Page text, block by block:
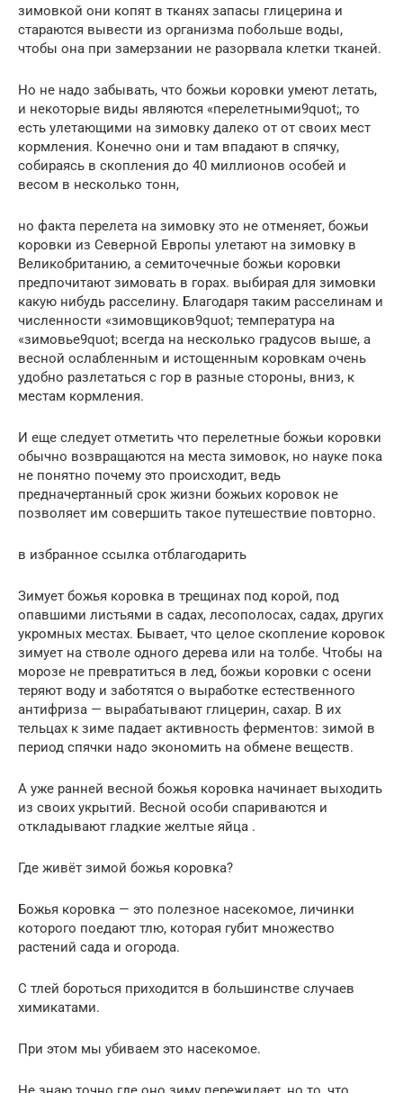
зимовкой они копят в тканях запасы глицерина и
стараются вывести из организма побольше воды,
чтобы она при замерзании не разорвала клетки тканей.
Но не надо забывать, что божьи коровки умеют летать,
и некоторые виды являются «перелетными9quot;, то
есть улетающими на зимовку далеко от от своих мест
кормления. Конечно они и там впадают в спячку,
собираясь в скопления до 40 миллионов особей и
весом в несколько тонн,
но факта перелета на зимовку это не отменяет, божьи
коровки из Северной Европы улетают на зимовку в
Великобританию, а семиточечные божьи коровки
предпочитают зимовать в горах. выбирая для зимовки
какую нибудь расселину. Благодаря таким расселинам и
численности «зимовщиков9quot; температура на
«зимовье9quot; всегда на несколько градусов выше, а
весной ослабленным и истощенным коровкам очень
удобно разлетаться с гор в разные стороны, вниз, к
местам кормления.
И еще следует отметить что перелетные божьи коровки
обычно возвращаются на места зимовок, но науке пока
не понятно почему это происходит, ведь
предначертанный срок жизни божьих коровок не
позволяет им совершить такое путешествие повторно.
в избранное ссылка отблагодарить
Зимует божья коровка в трещинах под корой, под
опавшими листьями в садах, лесопо­лосах, садах, других
ук­ромных местах. Бывает, что целое скопление коровок
зимует на стволе одного дерева или на толбе. Чтобы на
морозе не превратиться в лед, божьи коровки с осени
теряют воду и заботятся о выработке естественного
антифриза — вырабатывают глицерин, сахар. В их
тельцах к зиме падает активность ферментов: зимой в
период спячки надо экономить на обмене веществ.
А уже ранней весной божья коровка начинает выходить
из своих укрытий. Весной особи спариваются и
откладывают гладкие желтые яйца .
Где живёт зимой божья коровка?
Божья коровка — это полезное насекомое, личинки
которого поедают тлю, которая губит множество
растений сада и огорода.
С тлей бороться приходится в большинстве случаев
химикатами.
При этом мы убиваем это насекомое.